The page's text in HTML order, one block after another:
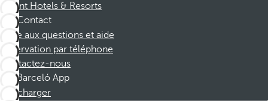
Dorint Hotels & Resorts
Contact
Foire aux questions et aide
Réservation par téléphone
Contactez-nous
Barceló App
Télécharger